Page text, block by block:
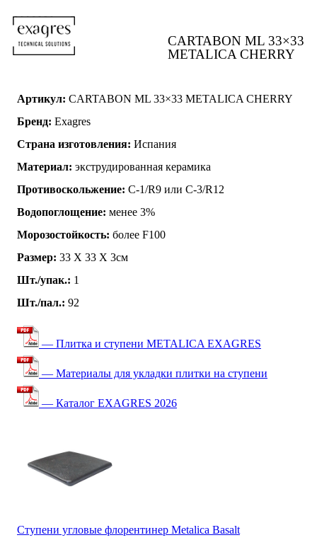
CARTABON ML 33×33
METALICA CHERRY
Артикул: CARTABON ML 33×33 METALICA CHERRY
Бренд: Exagres
Страна изготовления: Испания
Материал: экструдированная керамика
Противоскольжение: C-1/R9 или C-3/R12
Водопоглощение: менее 3%
Морозостойкость: более F100
Размер: 33 Х 33 X 3см
Шт./упак.: 1
Шт./пал.: 92
— Плитка и ступени METALICA EXAGRES
— Материалы для укладки плитки на ступени
— Каталог EXAGRES 2026
Ступени угловые флорентинер Metalica Basalt